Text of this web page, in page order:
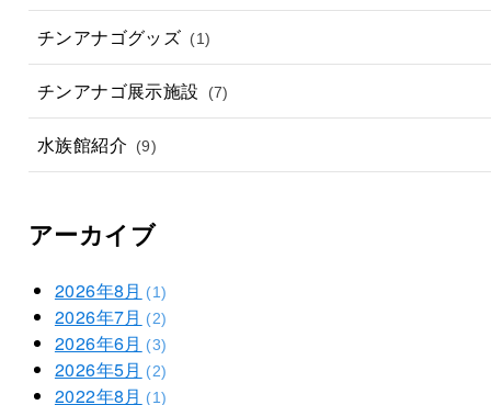
チンアナゴグッズ (1)
チンアナゴ展示施設 (7)
水族館紹介 (9)
アーカイブ
2026年8月 (1)
2026年7月 (2)
2026年6月 (3)
2026年5月 (2)
2022年8月 (1)